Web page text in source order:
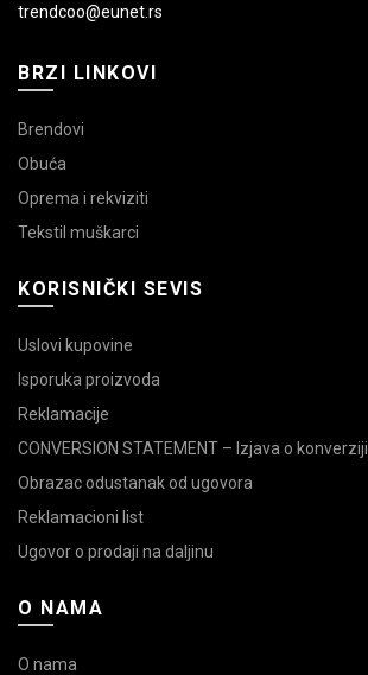
trendcoo@eunet.rs
BRZI LINKOVI
Brendovi
Obuća
Oprema i rekviziti
Tekstil muškarci
KORISNIČKI SEVIS
Uslovi kupovine
Isporuka proizvoda
Reklamacije
CONVERSION STATEMENT – Izjava o konverziji
Obrazac odustanak od ugovora
Reklamacioni list
Ugovor o prodaji na daljinu
O NAMA
O nama